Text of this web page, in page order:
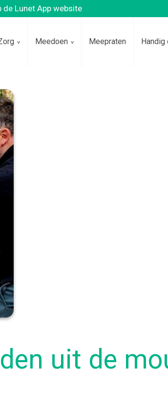
de Lunet App website
Meedoen Meepraten Handig
uit de